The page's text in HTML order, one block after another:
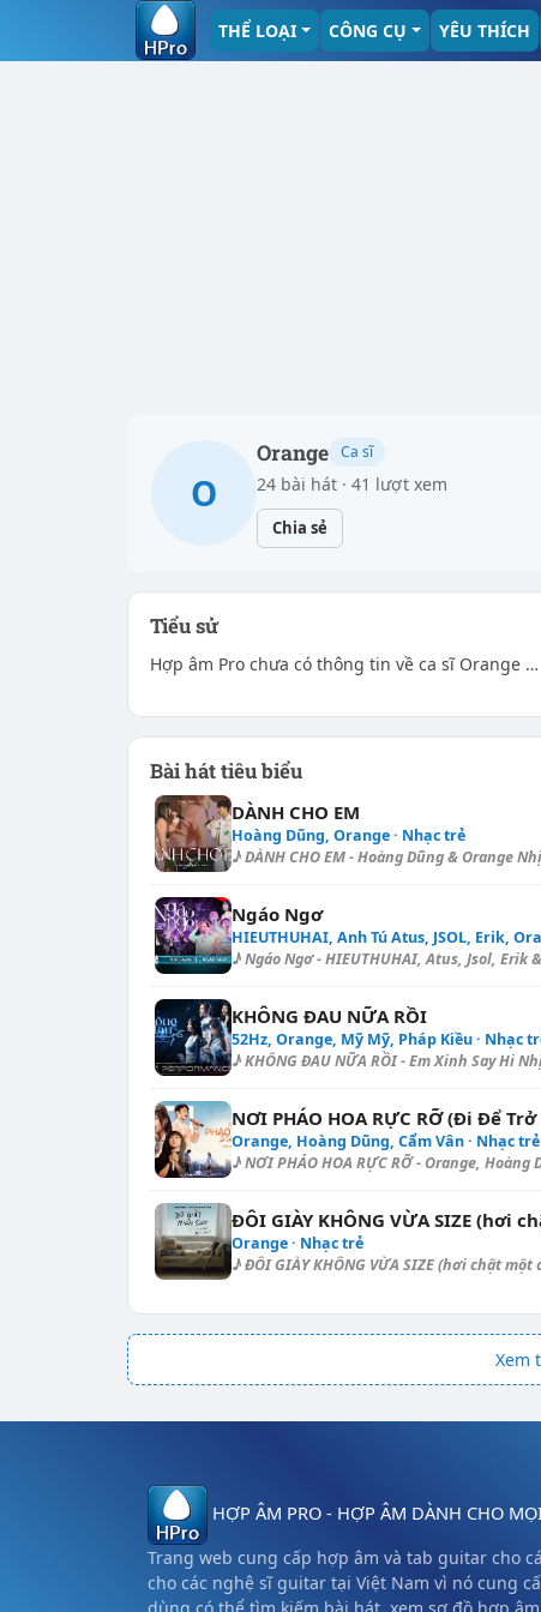
THỂ LOẠI CÔNG CỤ YÊU THÍCH
O
Orange Ca sĩ
24 bài hát · 41 lượt xem
Chia sẻ
Tiểu sử
Hợp âm Pro chưa có thông tin về ca sĩ Orange …
Bài hát tiêu biểu
DÀNH CHO EM
Hoàng Dũng, Orange · Nhạc trẻ
♪ DÀNH CHO EM - Hoàng Dũng & Orange
Ngáo Ngơ
HIEUTHUHAI, Anh Tú Atus, JSOL, Erik,
♪ Ngáo Ngơ - HIEUTHUHAI, Atus, Jsol, Erik
KHÔNG ĐAU NỮA RỒI
52Hz, Orange, Mỹ Mỹ, Pháp Kiều · Nhạc
♪ KHÔNG ĐAU NỮA RỒI - Em Xinh Say Hi
NƠI PHÁO HOA RỰC RỠ (Đi Để Trở
Orange, Hoàng Dũng, Cẩm Vân · Nhạc trẻ
♪ NƠI PHÁO HOA RỰC RỠ - Orange,
ĐÔI GIÀY KHÔNG VỪA SIZE (hơi
Orange · Nhạc trẻ
♪ ĐÔI GIÀY KHÔNG VỪA SIZE (hơi chật
Xem
HỢP ÂM PRO - HỢP ÂM DÀNH CHO
Trang web cung cấp hợp âm và tab guitar cho
cho các nghệ sĩ guitar tại Việt Nam vì nó cung